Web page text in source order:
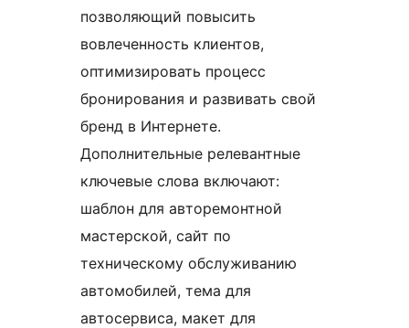
позволяющий повысить
вовлеченность клиентов,
оптимизировать процесс
бронирования и развивать свой
бренд в Интернете.
Дополнительные релевантные
ключевые слова включают:
шаблон для авторемонтной
мастерской, сайт по
техническому обслуживанию
автомобилей, тема для
автосервиса, макет для